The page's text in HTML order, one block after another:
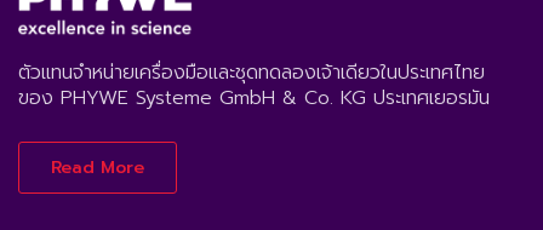
ตัวแทนจำหน่ายเครื่องมือและชุดทดลองเจ้าเดียวในประเทศไทย
ของ PHYWE Systeme GmbH & Co. KG ประเทศเยอรมัน
Read More